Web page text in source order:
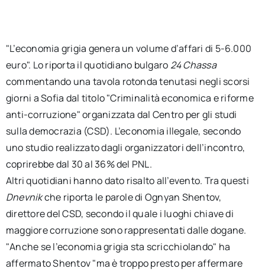
"L’economia grigia genera un volume d’affari di 5-6.000
euro". Lo riporta il quotidiano bulgaro 24 Chassa
commentando una tavola rotonda tenutasi negli scorsi
giorni a Sofia dal titolo "Criminalità economica e riforme
anti-corruzione" organizzata dal Centro per gli studi
sulla democrazia (CSD). L’economia illegale, secondo
uno studio realizzato dagli organizzatori dell’incontro,
coprirebbe dal 30 al 36% del PNL.
Altri quotidiani hanno dato risalto all’evento. Tra questi
Dnevnikche riporta le parole di Ognyan Shentov,
direttore del CSD, secondo il quale i luoghi chiave di
maggiore corruzione sono rappresentati dalle dogane.
"Anche se l’economia grigia sta scricchiolando" ha
affermato Shentov "ma è troppo presto per affermare